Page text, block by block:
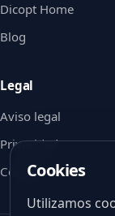
Dicopt Home
Blog
Legal
Aviso legal
Privacidad
CookiesCookies
Utilizamos